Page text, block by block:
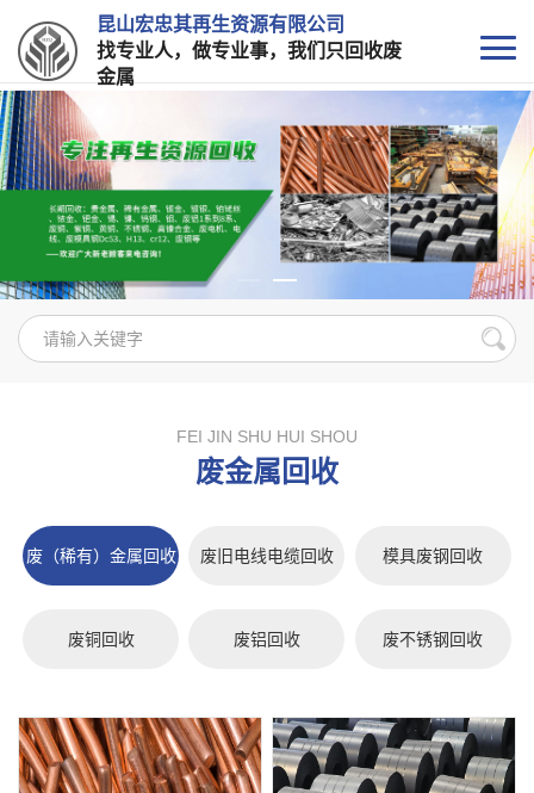
昆山宏忠其再生资源有限公司
找专业人，做专业事，我们只回收废
金属
FEI JIN SHU HUI SHOU
废金属回收
废（稀有）金属回收 废旧电线电缆回收 模具废钢回收
废铜回收 废铝回收 废不锈钢回收